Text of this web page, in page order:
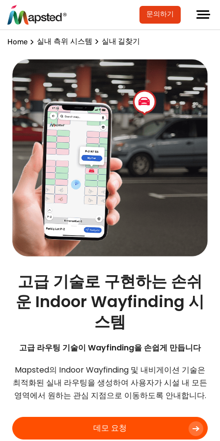
문의하기
Home 실내 측위 시스템 실내 길찾기
고급 기술로 구현하는 손쉬
운 Indoor Wayfinding 시
스템
고급 라우팅 기술이 Wayfinding을 손쉽게 만듭니다
Mapsted의 Indoor Wayfinding 및 내비게이션 기술은
최적화된 실내 라우팅을 생성하여 사용자가 시설 내 모든
영역에서 원하는 관심 지점으로 이동하도록 안내합니다.
데모 요청